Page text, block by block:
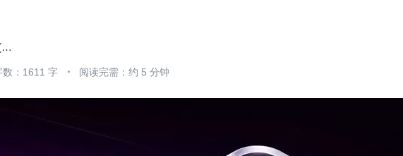
亚马逊云科技 (Amazon Web Services）
数：1611 字 阅读完需：约 5 分钟